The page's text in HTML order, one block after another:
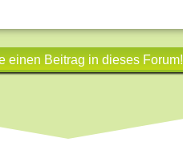
und Antworten
einen Beitrag in dieses Forum!